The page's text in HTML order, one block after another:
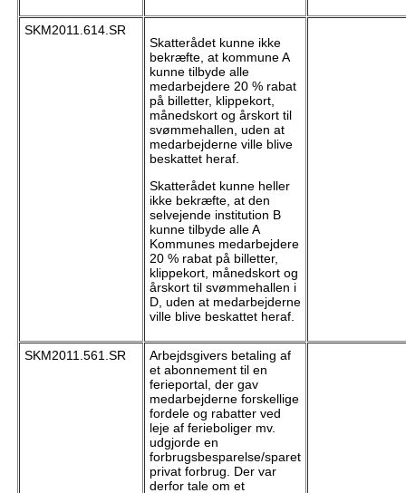
SKM2011.614.SR
Skatterådet kunne ikke
bekræfte, at kommune A
kunne tilbyde alle
medarbejdere 20 % rabat
på billetter, klippekort,
månedskort og årskort til
svømmehallen, uden at
medarbejderne ville blive
beskattet heraf.
Skatterådet kunne heller
ikke bekræfte, at den
selvejende institution B
kunne tilbyde alle A
Kommunes medarbejdere
20 % rabat på billetter,
klippekort, månedskort og
årskort til svømmehallen i
D, uden at medarbejderne
ville blive beskattet heraf.
SKM2011.561.SR
Arbejdsgivers betaling af
et abonnement til en
ferieportal, der gav
medarbejderne forskellige
fordele og rabatter ved
leje af ferieboliger mv.
udgjorde en
forbrugsbesparelse/sparet
privat forbrug. Der var
derfor tale om et